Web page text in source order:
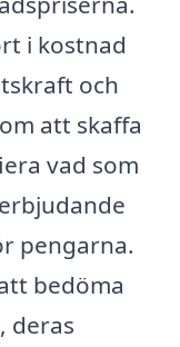
i kostnad
och
att skaffa
vad som
pengarna.
bedöma
deras